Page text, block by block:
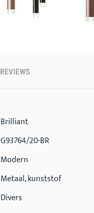
REVIEWS
Brilliant
G93764/20-BR
Modern
Metaal, kunststof
Divers